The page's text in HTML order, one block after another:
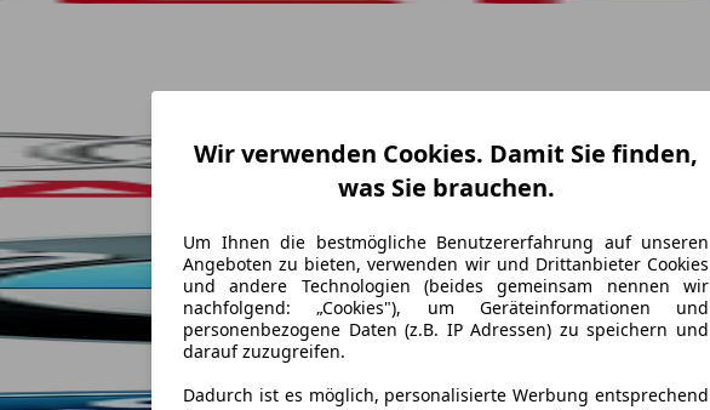
Wir verwenden Cookies. Damit Sie finden,
was Sie brauchen.
Um Ihnen die bestmögliche Benutzererfahrung auf unseren
Angeboten zu bieten, verwenden wir und Drittanbieter Cookies
und andere Technologien (beides gemeinsam nennen wir
nachfolgend: „Cookies"), um Geräteinformationen und
personenbezogene Daten (z.B. IP Adressen) zu speichern und
darauf zuzugreifen.
Dadurch ist es möglich, personalisierte Werbung entsprechend